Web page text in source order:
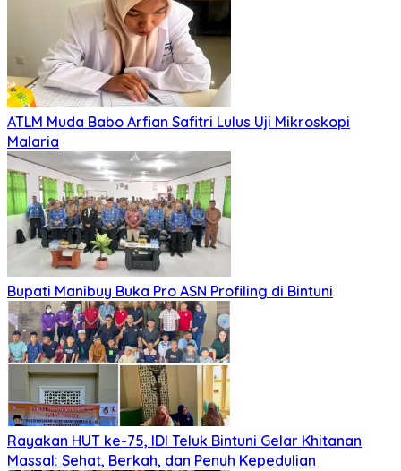
ATLM Muda Babo Arfian Safitri Lulus Uji Mikroskopi
Malaria
Bupati Manibuy Buka Pro ASN Profiling di Bintuni
Rayakan HUT ke-75, IDI Teluk Bintuni Gelar Khitanan
Massal: Sehat, Berkah, dan Penuh Kepedulian